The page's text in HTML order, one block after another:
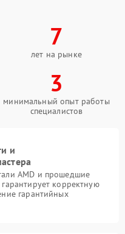
7
лет на рынке
3
минимальный опыт работы
специалистов
и
AMD и прошедшие
корректную
гарантийных